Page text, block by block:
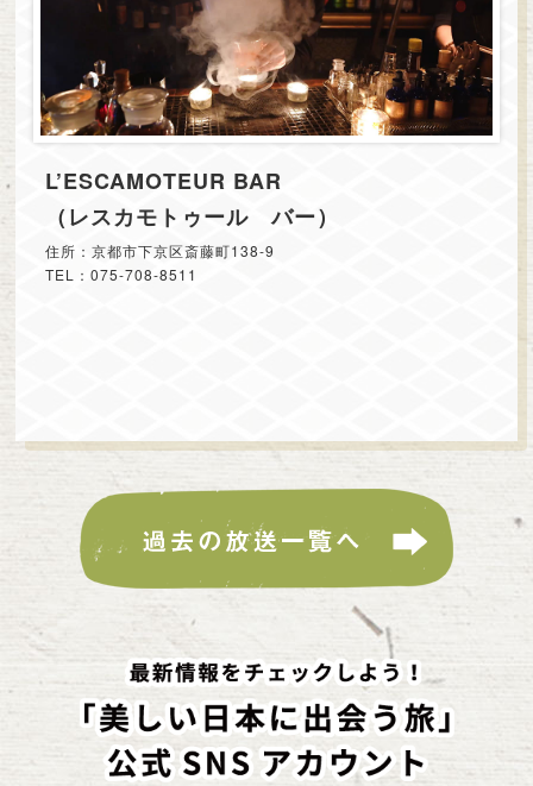
L’ESCAMOTEUR BAR
（レスカモトゥール バー）
住所：京都市下京区斎藤町138-9
TEL：075-708-8511